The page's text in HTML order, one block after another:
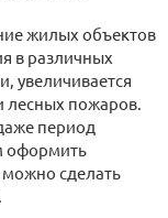
жилых объектов
в различных
увеличивается
лесных пожаров.
период
оформить
можно сделать